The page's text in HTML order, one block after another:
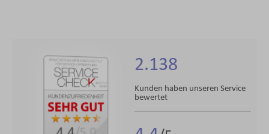
2.138
Kunden haben unseren Service
bewertet